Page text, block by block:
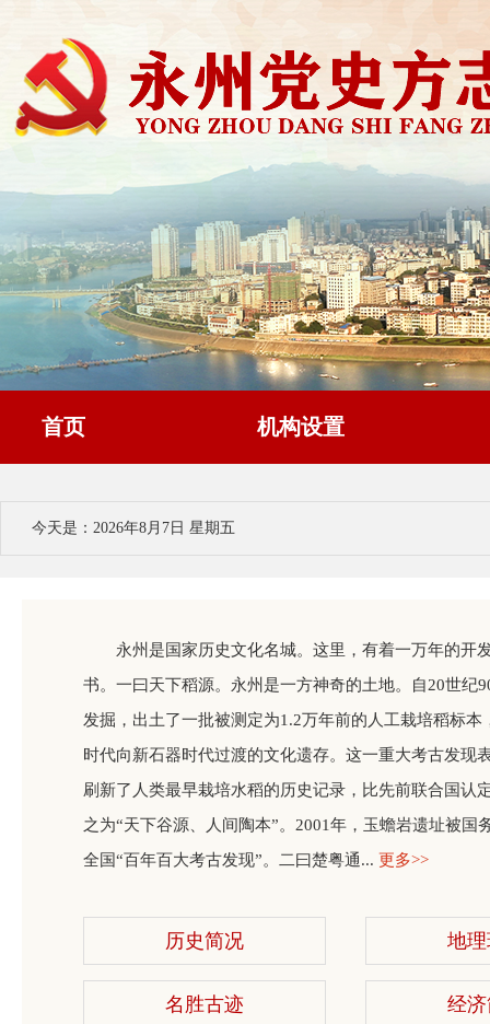
首页 机构设置
今天是：2026年8月7日 星期五
永州是国家历史文化名城。这里，有着一万年的开
书。一曰天下稻源。永州是一方神奇的土地。自20世
发掘，出土了一批被测定为1.2万年前的人工栽培稻标
时代向新石器时代过渡的文化遗存。这一重大考古发现
刷新了人类最早栽培水稻的历史记录，比先前联合国认
之为“天下谷源、人间陶本”。2001年，玉蟾岩遗址被
全国“百年百大考古发现”。二曰楚粤通... 更多>>
历史简况 地
名胜古迹 经